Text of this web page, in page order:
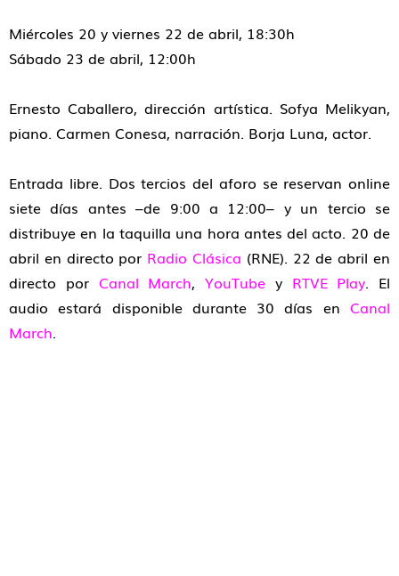
Miércoles 20 y viernes 22 de abril, 18:30h
Sábado 23 de abril, 12:00h
Ernesto Caballero, dirección artística. Sofya Melikyan,
piano. Carmen Conesa, narración. Borja Luna, actor.
Entrada libre. Dos tercios del aforo se reservan online
siete días antes –de 9:00 a 12:00– y un tercio se
distribuye en la taquilla una hora antes del acto. 20 de
abril en directo por Radio Clásica (RNE). 22 de abril en
directo por Canal March, YouTube y RTVE Play. El
audio estará disponible durante 30 días en Canal
March.